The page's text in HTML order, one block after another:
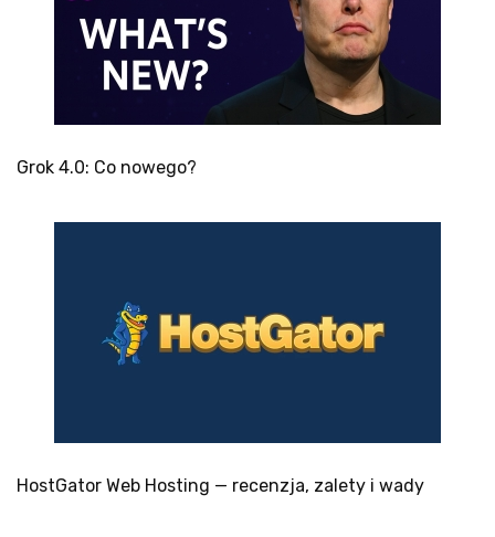
Grok 4.0: Co nowego?
HostGator Web Hosting — recenzja, zalety i wady